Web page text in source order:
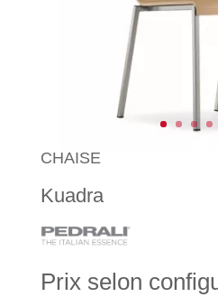
CHAISE
Kuadra
Prix selon